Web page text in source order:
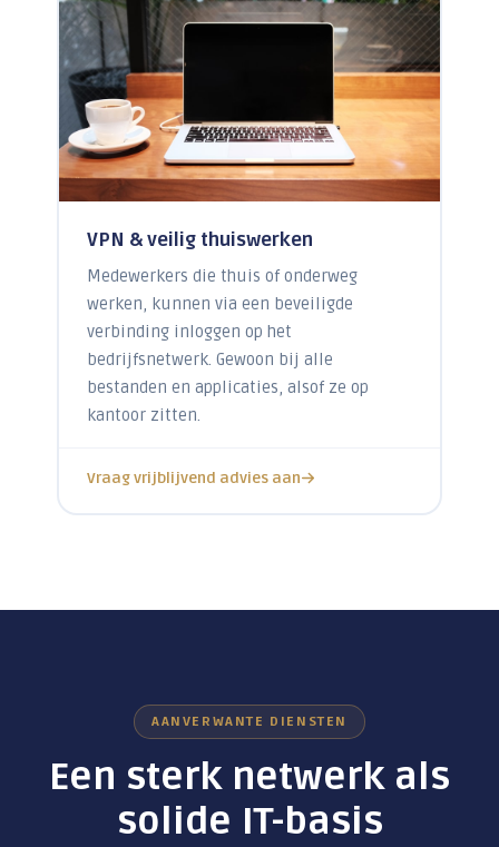
VPN & veilig thuiswerken
Medewerkers die thuis of onderweg
werken, kunnen via een beveiligde
verbinding inloggen op het
bedrijfsnetwerk. Gewoon bij alle
bestanden en applicaties, alsof ze op
kantoor zitten.
Vraag vrijblijvend advies aan
AANVERWANTE DIENSTEN
Een sterk netwerk als
solide IT-basis